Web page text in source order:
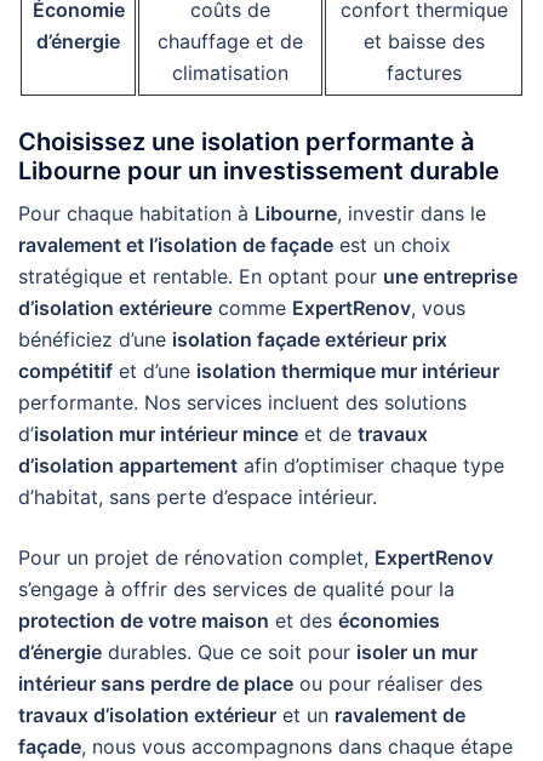
Économie
d’énergie
coûts de
chauffage et de
climatisation
confort thermique
et baisse des
factures
Choisissez une isolation performante à
Libourne pour un investissement durable
Pour chaque habitation à Libourne, investir dans le
ravalement et l’isolation de façade est un choix
stratégique et rentable. En optant pour une entreprise
d’isolation extérieure comme ExpertRenov, vous
bénéficiez d’une isolation façade extérieur prix
compétitif et d’une isolation thermique mur intérieur
performante. Nos services incluent des solutions
d’isolation mur intérieur mince et de travaux
d’isolation appartement afin d’optimiser chaque type
d’habitat, sans perte d’espace intérieur.
Pour un projet de rénovation complet, ExpertRenov
s’engage à offrir des services de qualité pour la
protection de votre maison et des économies
d’énergie durables. Que ce soit pour isoler un mur
intérieur sans perdre de place ou pour réaliser des
travaux d’isolation extérieur et un ravalement de
façade, nous vous accompagnons dans chaque étape